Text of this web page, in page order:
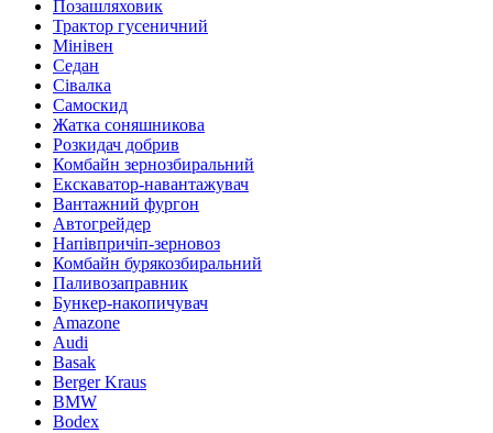
Позашляховик
Трактор гусеничний
Мінівен
Седан
Сівалка
Самоскид
Жатка соняшникова
Розкидач добрив
Комбайн зернозбиральний
Екскаватор-навантажувач
Вантажний фургон
Автогрейдер
Напівпричіп-зерновоз
Комбайн бурякозбиральний
Паливозаправник
Бункер-накопичувач
Amazone
Audi
Basak
Berger Kraus
BMW
Bodex